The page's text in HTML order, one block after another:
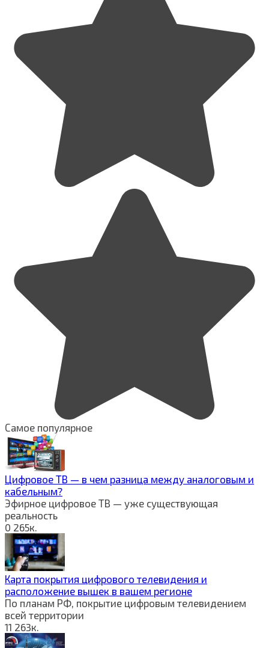
Самое популярное
Цифровое ТВ — в чем разница между аналоговым и
кабельным?
Эфирное цифровое ТВ — уже существующая
реальность
0 265к.
Карта покрытия цифрового телевидения и
расположение вышек в вашем регионе
По планам РФ, покрытие цифровым телевидением
всей территории
11 263к.